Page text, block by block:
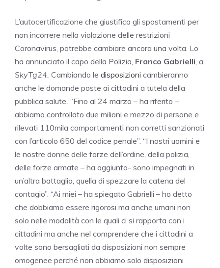
L’autocertificazione che giustifica gli spostamenti per
non incorrere nella violazione delle restrizioni
Coronavirus, potrebbe cambiare ancora una volta. Lo
ha annunciato il capo della Polizia, Franco Gabrielli, a
SkyTg24. Cambiando le disposizioni cambieranno
anche le domande poste ai cittadini a tutela della
pubblica salute. “Fino al 24 marzo – ha riferito –
abbiamo controllato due milioni e mezzo di persone e
rilevati 110mila comportamenti non corretti sanzionati
con l’articolo 650 del codice penale”. “I nostri uomini e
le nostre donne delle forze dell’ordine, della polizia,
delle forze armate – ha aggiunto- sono impegnati in
un’altra battaglia, quella di spezzare la catena del
contagio”. “Ai miei – ha spiegato Gabrielli – ho detto
che dobbiamo essere rigorosi ma anche umani non
solo nelle modalità con le quali ci si rapporta con i
cittadini ma anche nel comprendere che i cittadini a
volte sono bersagliati da disposizioni non sempre
omogenee perché non abbiamo solo disposizioni